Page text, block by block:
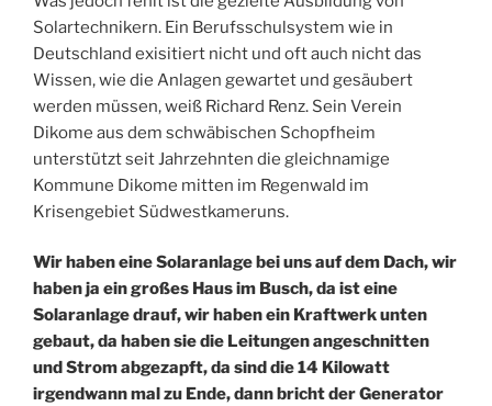
Solartechnikern. Ein Berufsschulsystem wie in
Deutschland exisitiert nicht und oft auch nicht das
Wissen, wie die Anlagen gewartet und gesäubert
werden müssen, weiß Richard Renz. Sein Verein
Dikome aus dem schwäbischen Schopfheim
unterstützt seit Jahrzehnten die gleichnamige
Kommune Dikome mitten im Regenwald im
Krisengebiet Südwestkameruns.
Wir haben eine Solaranlage bei uns auf dem Dach, wir
haben ja ein großes Haus im Busch, da ist eine
Solaranlage drauf, wir haben ein Kraftwerk unten
gebaut, da haben sie die Leitungen angeschnitten
und Strom abgezapft, da sind die 14 Kilowatt
irgendwann mal zu Ende, dann bricht der Generator